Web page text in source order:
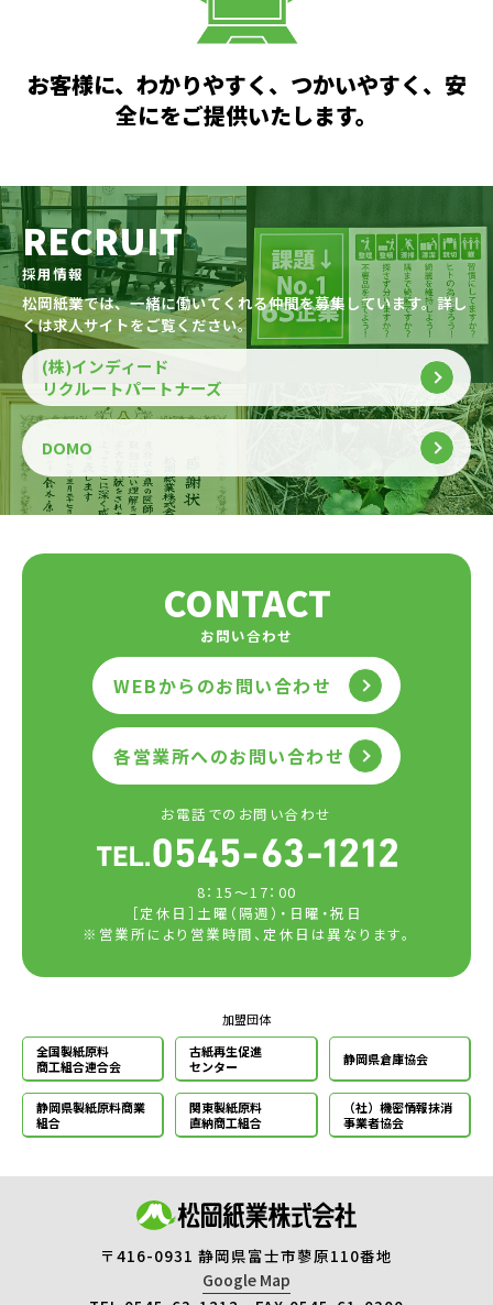
お客様に、わかりやすく、つかいやすく、安
全にをご提供いたします。
RECRUIT
採用情報
松岡紙業では、一緒に働いてくれる仲間を募集しています。詳し
くは求人サイトをご覧ください。
(株)インディード
リクルートパートナーズ
DOMO
CONTACT
お問い合わせ
WEBからのお問い合わせ
各営業所へのお問い合わせ
お電話でのお問い合わせ
8：15～17：00
［定休日］土曜（隔週）・日曜・祝日
※営業所により営業時間、定休日は異なります。
加盟団体
全国製紙原料
商工組合連合会
古紙再生促進
センター
静岡県倉庫協会
静岡県製紙原料商業
組合
関東製紙原料
直納商工組合
（社）機密情報抹消
事業者協会
〒416-0931 静岡県富士市蓼原110番地
Google Map